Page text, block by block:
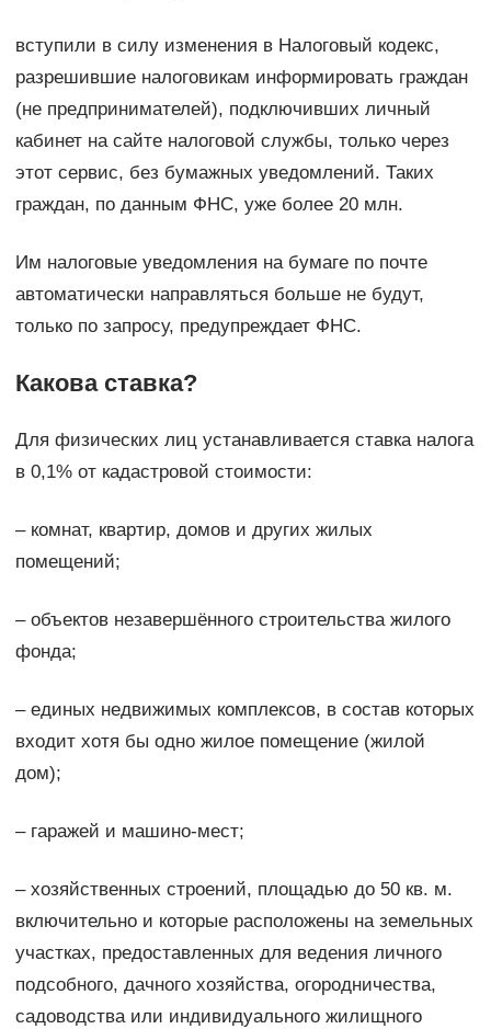
вступили в силу изменения в Налоговый кодекс,
разрешившие налоговикам информировать граждан
(не предпринимателей), подключивших личный
кабинет на сайте налоговой службы, только через
этот сервис, без бумажных уведомлений. Таких
граждан, по данным ФНС, уже более 20 млн.
Им налоговые уведомления на бумаге по почте
автоматически направляться больше не будут,
только по запросу, предупреждает ФНС.
Какова ставка?
Для физических лиц устанавливается ставка налога
в 0,1% от кадастровой стоимости:
– комнат, квартир, домов и других жилых
помещений;
– объектов незавершённого строительства жилого
фонда;
– единых недвижимых комплексов, в состав которых
входит хотя бы одно жилое помещение (жилой
дом);
– гаражей и машино-мест;
– хозяйственных строений, площадью до 50 кв. м.
включительно и которые расположены на земельных
участках, предоставленных для ведения личного
подсобного, дачного хозяйства, огородничества,
садоводства или индивидуального жилищного